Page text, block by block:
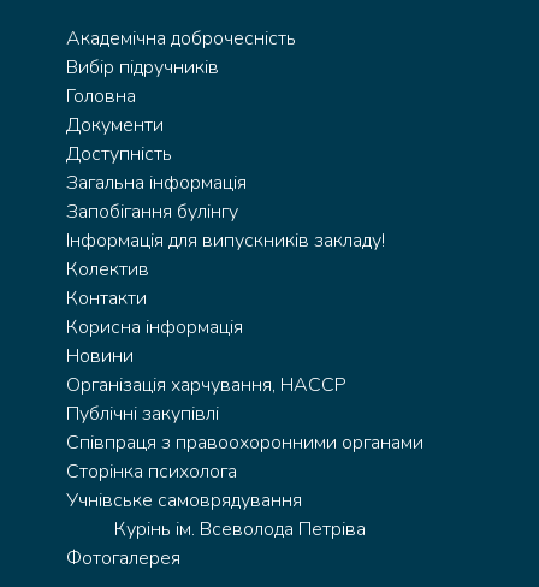
Академічна доброчесність
Вибір підручників
Головна
Документи
Доступність
Загальна інформація
Запобігання булінгу
Інформація для випускників закладу!
Колектив
Контакти
Корисна інформація
Новини
Організація харчування, HACCP
Публічні закупівлі
Співпраця з правоохоронними органами
Сторінка психолога
Учнівське самоврядування
Курінь ім. Всеволода Петріва
Фотогалерея